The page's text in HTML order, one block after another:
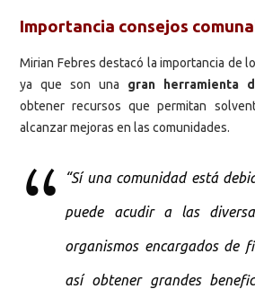
Importancia consejos
Mirian Febres destacó la importancia de
ya que son una gran herramienta
obtener recursos que permitan
alcanzar mejoras en las comunidades.
“Sí una comunidad está
puede acudir a las
organismos encargados de
así obtener grandes